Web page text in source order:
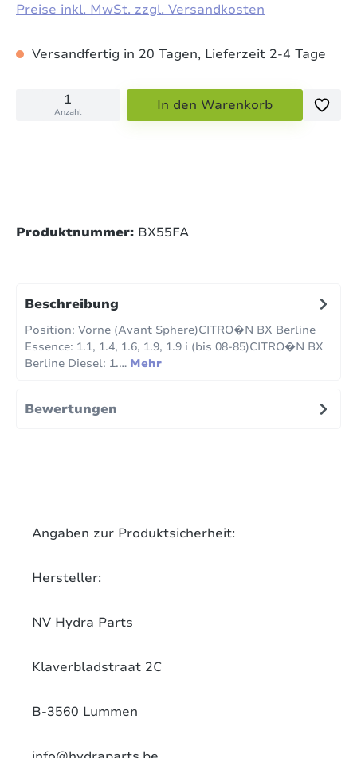
Preise inkl. MwSt. zzgl. Versandkosten
Versandfertig in 20 Tagen, Lieferzeit 2-4 Tage
Anzahl In den Warenkorb
Produktnummer: BX55FA
Beschreibung
Position: Vorne (Avant Sphere)CITRO�N BX Berline
Essence: 1.1, 1.4, 1.6, 1.9, 1.9 i (bis 08-85)CITRO�N BX
Berline Diesel: 1.… Mehr
Bewertungen
Angaben zur Produktsicherheit:
Hersteller:
NV Hydra Parts
Klaverbladstraat 2C
B-3560 Lummen